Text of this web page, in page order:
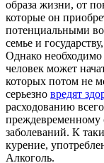
образа жизни, от
которые он
потенциальными
семье и
Однако
человек может
которых потом не
серьезно вредят
расходованию
преждевременному
заболеваний. К
курение,
Алкоголь.